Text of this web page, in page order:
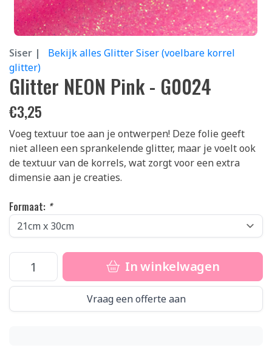
Siser |
Bekijk alles Glitter Siser (voelbare korrel
glitter)
Glitter NEON Pink - G0024
€3,25
Voeg textuur toe aan je ontwerpen! Deze folie geeft
niet alleen een sprankelende glitter, maar je voelt ook
de textuur van de korrels, wat zorgt voor een extra
dimensie aan je creaties.
Formaat: *
In winkelwagen
Vraag een offerte aan